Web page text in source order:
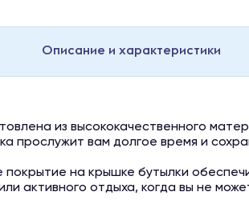
Описание и характеристики
из высококачественного
прослужит вам долгое время и
покрытие на крышке бутылки
активного отдыха, когда вы не